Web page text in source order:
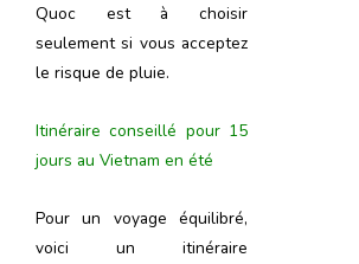
Quoc est à choisir
seulement si vous acceptez
le risque de pluie.
Itinéraire conseillé pour 15
jours au Vietnam en été
Pour un voyage équilibré,
voici un itinéraire